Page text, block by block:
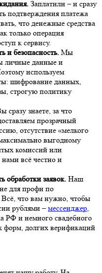
Заплатили – и сразу
подтверждения платежа
что денежные средства
только операция
к сервису.
и безопасность. Мы
личные данные и
используем
шифрование данных,
строгую политику
сразу знаете, за что
прозрачный
отсутствие «мелкого
выгодному
комиссий или
всё честно и
обработки заявок. Наш
для профи по
что вам нужно, чтобы
рублями –мессенджер,
РФ и немного свадебного
долгих верификаций